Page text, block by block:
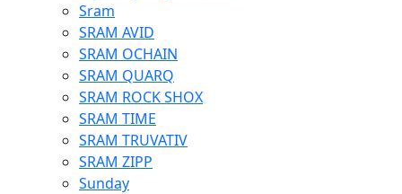
Sram
SRAM AVID
SRAM OCHAIN
SRAM QUARQ
SRAM ROCK SHOX
SRAM TIME
SRAM TRUVATIV
SRAM ZIPP
Sunday